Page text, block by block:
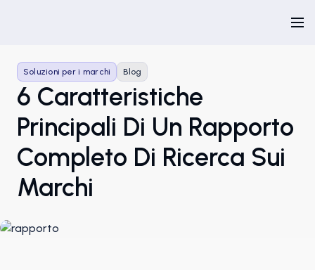
Soluzioni per i marchi Blog
6 Caratteristiche
Principali Di Un Rapporto
Completo Di Ricerca Sui
Marchi